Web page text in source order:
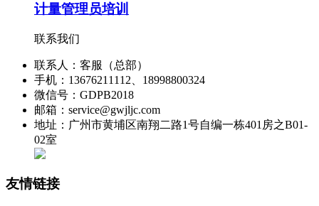
计量管理员培训
联系我们
联系人：客服（总部）
手机：13676211112、18998800324
微信号：GDPB2018
邮箱：service@gwjljc.com
地址：广州市黄埔区南翔二路1号自编一栋401房之B01-
02室
友情链接